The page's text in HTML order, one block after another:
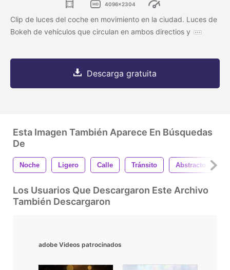
4096x2304
Clip de luces del coche en movimiento en la ciudad. Luces de
Bokeh de vehículos que circulan en ambos directios y
Descarga gratuita
Esta Imagen También Aparece En Búsquedas
De
Noche Ligero Calle Tránsito Abstracto
Los Usuarios Que Descargaron Este Archivo
También Descargaron
adobe Videos patrocinados